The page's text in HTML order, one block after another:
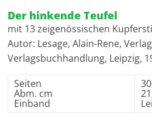
Der hinkende Teufel
mit 13 zeigenössischen
Autor: Lesage, Alain-Rene,
Verlagsbuchhandlung, Leipzig,
Seiten
Abm. cm
Einband